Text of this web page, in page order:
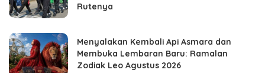
Rutenya
Menyalakan Kembali Api Asmara dan
Membuka Lembaran Baru: Ramalan
Zodiak Leo Agustus 2026